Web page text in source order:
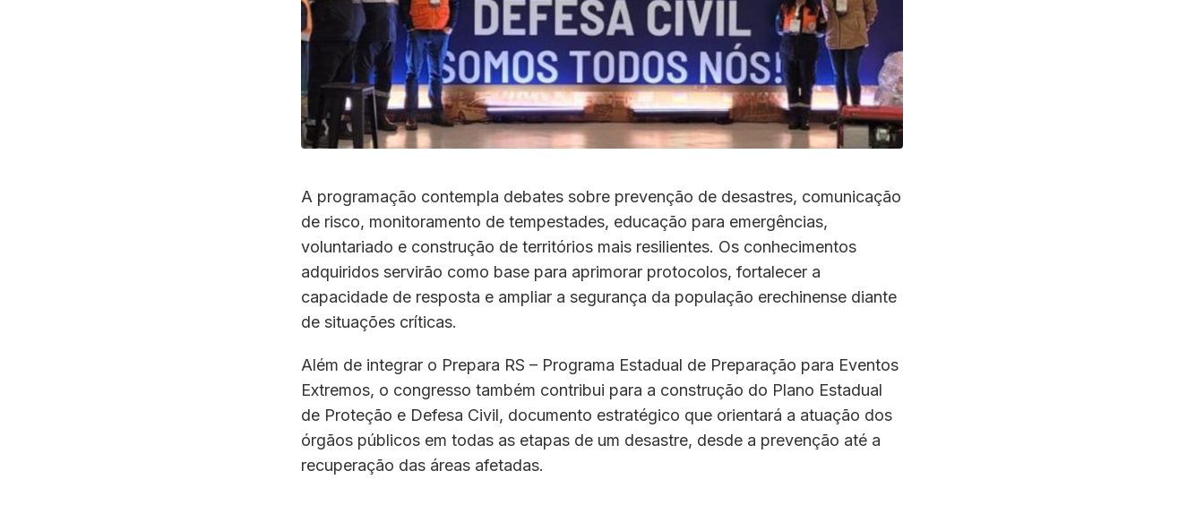
A programação contempla debates sobre prevenção de desastres, comunicação
de risco, monitoramento de tempestades, educação para emergências,
voluntariado e construção de territórios mais resilientes. Os conhecimentos
adquiridos servirão como base para aprimorar protocolos, fortalecer a
capacidade de resposta e ampliar a segurança da população erechinense diante
de situações críticas.
Além de integrar o Prepara RS – Programa Estadual de Preparação para Eventos
Extremos, o congresso também contribui para a construção do Plano Estadual
de Proteção e Defesa Civil, documento estratégico que orientará a atuação dos
órgãos públicos em todas as etapas de um desastre, desde a prevenção até a
recuperação das áreas afetadas.